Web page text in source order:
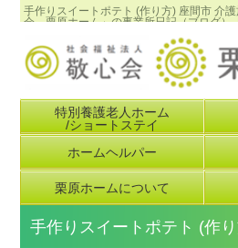
手作りスイートポテト (作り方) 座間市 介
会 栗原ホーム」の事業所日記（ブログ）
特別養護老人ホーム
/ショートステイ
ホームヘルパー
栗原ホームについて
手作りスイートポテト (作